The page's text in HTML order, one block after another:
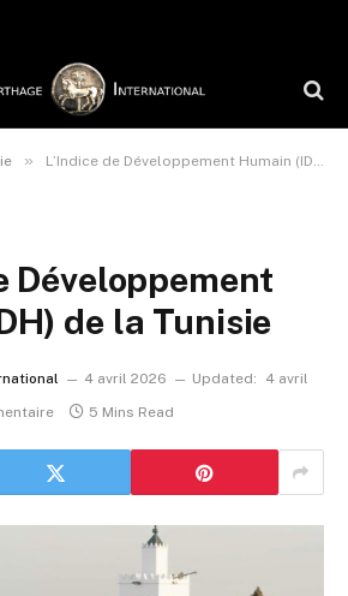
» L’Indice de Développement Humain (IDH) de la Tunisie
Développement
de la Tunisie
4 avril 2026 Updated:
4 avril
5 Mins Read